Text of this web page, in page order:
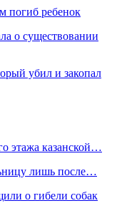
погиб ребенок
о существовании
убил и закопал
этажа казанской…
лишь после…
о гибели собак